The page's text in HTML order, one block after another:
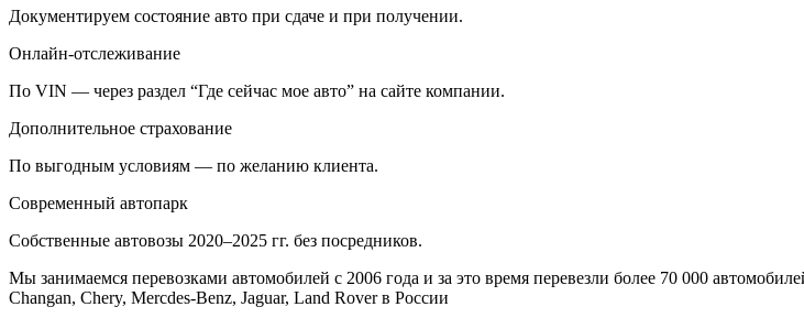
Документируем состояние авто при сдаче и при получении.
Онлайн-отслеживание
По VIN — через раздел “Где сейчас мое авто” на сайте компании.
Дополнительное страхование
По выгодным условиям — по желанию клиента.
Современный автопарк
Собственные автовозы 2020–2025 гг. без посредников.
Мы занимаемся перевозками автомобилей с 2006 года и за это время перевезли более 70 000
Changan, Chery, Mercdes-Benz, Jaguar, Land Rover в России